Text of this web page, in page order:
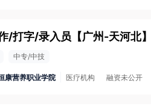
/打字/录入员 【广州-天河北】
中专/中技
康营养职业学院 医疗机构 融资未公开